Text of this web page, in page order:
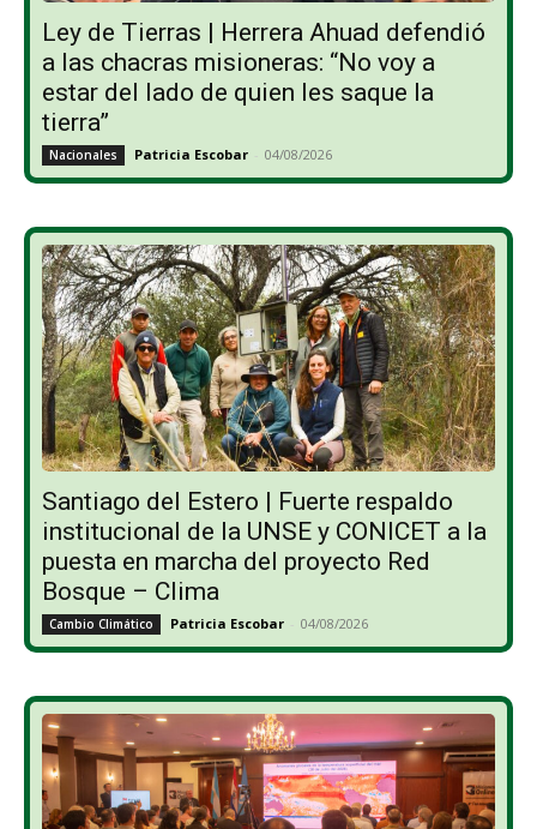
Ley de Tierras | Herrera Ahuad defendió
a las chacras misioneras: “No voy a
estar del lado de quien les saque la
tierra”
Nacionales Patricia Escobar - 04/08/2026
Santiago del Estero | Fuerte respaldo
institucional de la UNSE y CONICET a la
puesta en marcha del proyecto Red
Bosque – Clima
Cambio Climático Patricia Escobar - 04/08/2026